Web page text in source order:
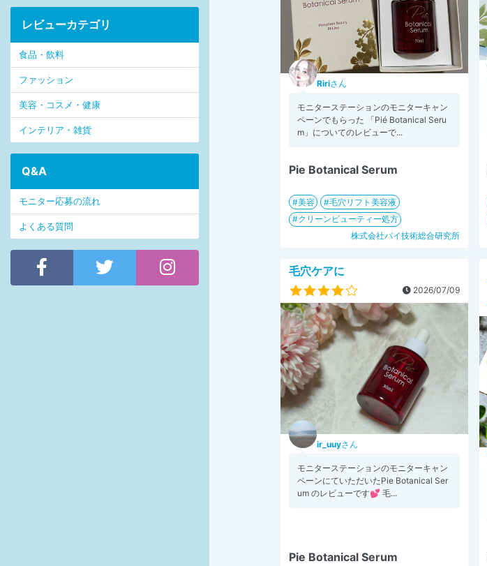
Ririさん
モニターステーションのモニターキャン
ペーンでもらった 「Pié Botanical Seru
m」についてのレビューで...
Pie Botanical Serum
美容
毛穴リフト美容液
クリーンビューティー処方
株式会社パイ技術総合研究所
毛穴ケアに
2026/07/09
ir_uuyさん
モニターステーションのモニターキャン
ペーンにていただいたPie Botanical Ser
um のレビューです💕 毛...
Pie Botanical Serum
レビューカテゴリ
食品・飲料
ファッション
美容・コスメ・健康
インテリア・雑貨
Q&A
モニター応募の流れ
よくある質問